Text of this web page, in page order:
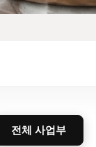
전체 사업부